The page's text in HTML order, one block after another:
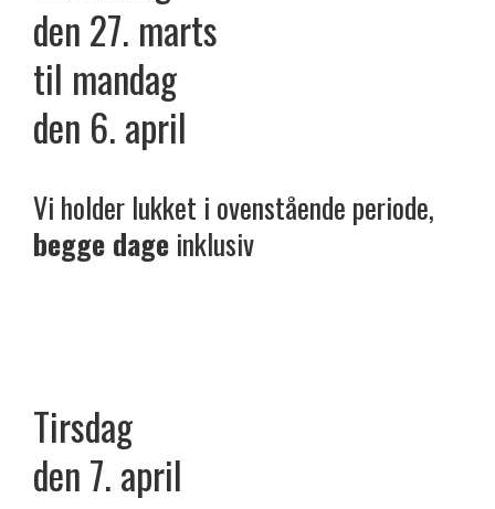
den 27. marts
til mandag
den 6. april
Vi holder lukket i ovenstående periode,
begge dageinklusiv
Tirsdag
den 7. april